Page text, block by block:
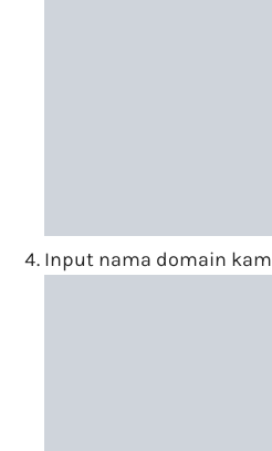
Input nama domain